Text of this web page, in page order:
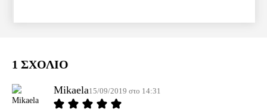
1 ΣΧΟΛΙΟ
Mikaela15/09/2019 στο 14:31